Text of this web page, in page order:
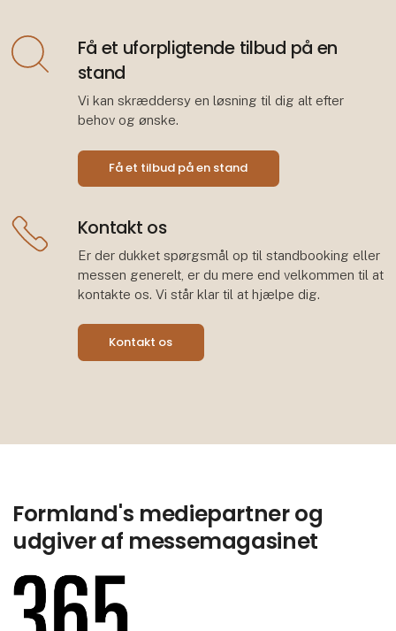
Få et uforpligtende tilbud på en
stand
Vi kan skræddersy en løsning til dig alt efter
behov og ønske.
Få et tilbud på en stand
Kontakt os
Er der dukket spørgsmål op til standbooking eller
messen generelt, er du mere end velkommen til at
kontakte os. Vi står klar til at hjælpe dig.
Kontakt os
Formland's mediepartner og
udgiver af messemagasinet